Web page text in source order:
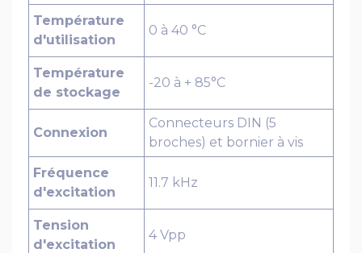
Température
d'utilisation
0 à 40 °C
Température
de stockage
-20 à + 85°C
Connexion
Connecteurs DIN (5
broches) et bornier à vis
Fréquence
d'excitation
11.7 kHz
Tension
d'excitation
4 Vpp